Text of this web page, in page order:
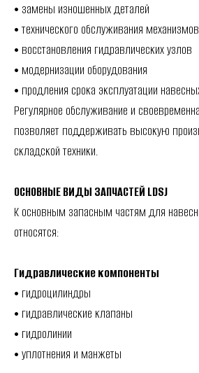
• замены изношенных деталей
• технического обслуживания механизмов
• восстановления гидравлических узлов
• модернизации оборудования
• продления срока эксплуатации
Регулярное обслуживание и
позволяет поддерживать высокую
складской техники.
ОСНОВНЫЕ ВИДЫ ЗАПЧАСТЕЙ LDSJ
К основным запасным частям для
относятся:
Гидравлические компоненты
• гидроцилиндры
• гидравлические клапаны
• гидролинии
• уплотнения и манжеты